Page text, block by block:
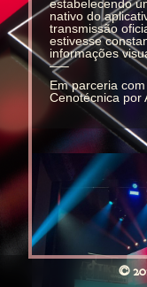
estabelecendo
nativo do
transmissão
estivesse
informações
—–
Em parceria
Cenotécnica por
©